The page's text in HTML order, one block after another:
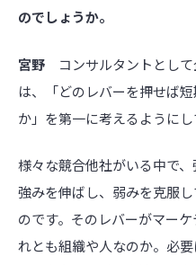
のでしょうか。
宮野 コンサルタントとし
は、「どのレバーを押せば
か」を第一に考えるようにし
様々な競合他社がいる中で
強みを伸ばし、弱みを克服
のです。そのレバーがマー
れとも組織や人なのか。必